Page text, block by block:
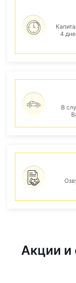
4
В
Акции и